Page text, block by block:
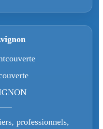
professionnels,